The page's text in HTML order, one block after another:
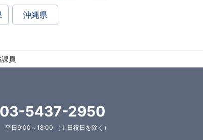
沖縄県
員
03-5437-2950
日9:00～18:00 （土日祝日を除く）